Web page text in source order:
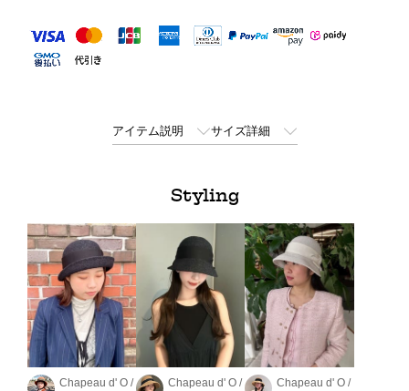
アイテム説明 サイズ詳細
Styling
Chapeau d' O /
Chapeau d' O /
Chapeau d' O /